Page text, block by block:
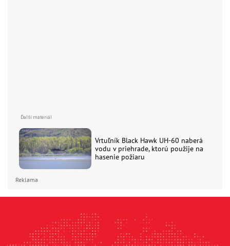
Vrtuľník Black Hawk UH-60 naberá
vodu v priehrade, ktorú použije na
hasenie požiaru
Reklama